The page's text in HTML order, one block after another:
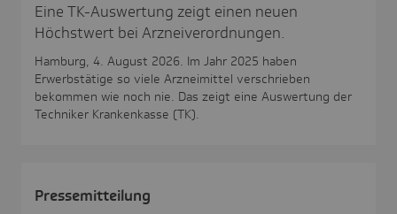
Eine TK-Auswertung zeigt einen neuen
Höchstwert bei Arzneiverordnungen.
Hamburg, 4. August 2026. Im Jahr 2025 haben
Erwerbstätige so viele Arzneimittel verschrieben
bekommen wie noch nie. Das zeigt eine Auswertung der
Techniker Krankenkasse (TK).
Pres­se­mit­tei­lung